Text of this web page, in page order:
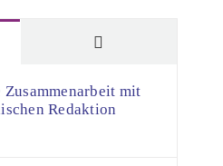
mit
Redaktion